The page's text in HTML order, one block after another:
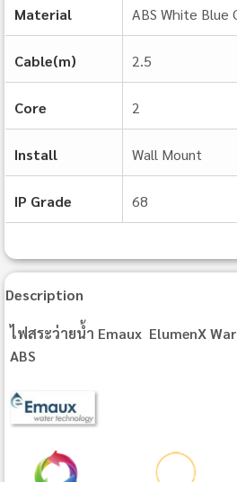
Material ABS White Blue
Cable(m) 2.5
Core 2
Install Wall Mount
IP Grade 68
Description
ไฟสระว่ายน้ำ Emaux ElumenX
ABS